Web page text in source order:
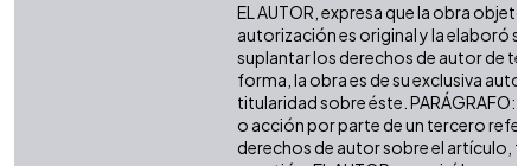
EL AUTOR, expresa que la obra
autorización es original y la elaboró
suplantar los derechos de autor de
forma, la obra es de su exclusiva
titularidad sobre éste. PARÁGRAFO:
o acción por parte de un tercero
derechos de autor sobre el artículo,